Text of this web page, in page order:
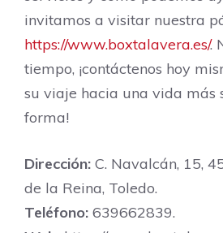
invitamos a visitar nuestra
https://www.boxtalavera.es/.
tiempo, ¡contáctenos hoy
su viaje hacia una vida más
forma!
Dirección: C. Navalcán, 15,
de la Reina, Toledo.
Teléfono: 639662839.